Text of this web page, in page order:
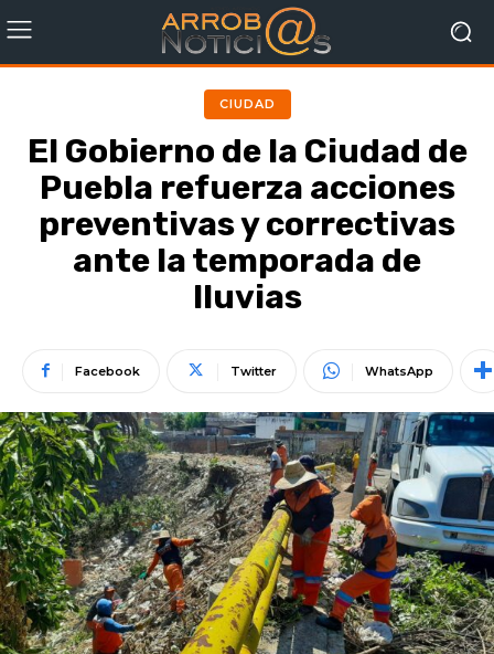
CIUDAD
El Gobierno de la Ciudad de
Puebla refuerza acciones
preventivas y correctivas
ante la temporada de
lluvias
Facebook Twitter WhatsApp